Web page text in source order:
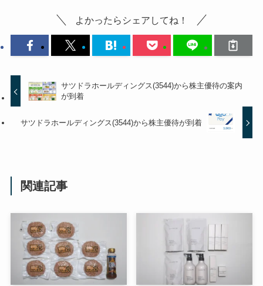
よかったらシェアしてね！
サツドラホールディングス(3544)から株主優待の案内
が到着
サツドラホールディングス(3544)から株主優待が到着
関連記事